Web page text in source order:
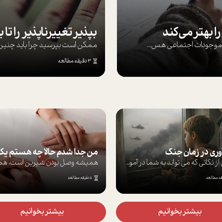
بهتر می‌کند
موجودات اجتماعی هس... ممکن است بپرسيد چرا بايد چنين
3 دقیقه مطالعه
در زمان جنگ
برخی از نکاتی که می تواند به شما در آموز...
بیشتر بخوانیم
من جدا شدم حالا چه هستم یک نیمه یا هویتی پنهان؟
همیشه وصل بودن شیرین است، همیشه دیدن ماش...
بیشتر بخوانیم